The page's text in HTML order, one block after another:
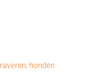
, honden